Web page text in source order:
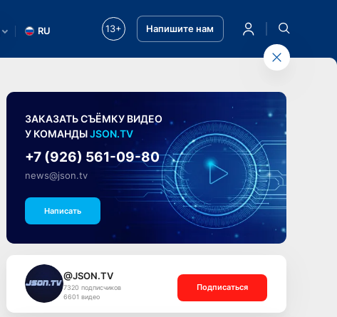
RU 13+ Напишите нам
ЗАКАЗАТЬ СЪЁМКУ ВИДЕО
У КОМАНДЫJSON.TV
+7 (926) 561-09-80
news@json.tv
Написать
@JSON.TV
7320 подписчиков
6601 видео
Подписаться